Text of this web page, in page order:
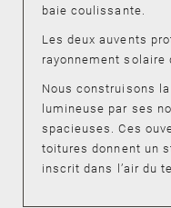
baie coulissante.
Les deux auvents
rayonnement solaire
Nous construisons
lumineuse par ses
spacieuses. Ces
toitures donnent un
inscrit dans l’air du